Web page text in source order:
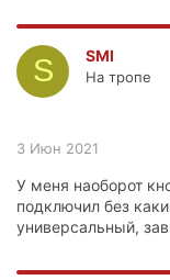
S SMI
На тропе
3 Июн 2021
У меня наоборот
подключил без
универсальный,